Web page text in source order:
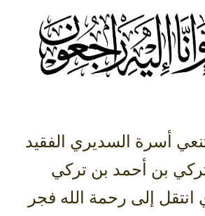
أسرة السديري الفقيد
بن أحمد بن تركي
انتقل إلى رحمة الله فجر